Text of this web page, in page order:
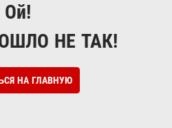
Ой!
НЕ ТАК!
НА ГЛАВНУЮ